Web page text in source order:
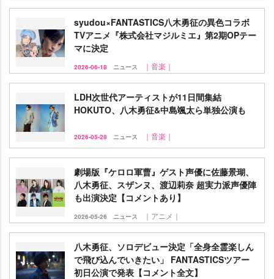
syudou×FANTASTICS八木勇征の異色コラボ
TVアニメ『株式会社マジルミエ』第2期OPテー
マに決定
2026-06-18 ニュース ｜音楽｜
LDH次世代アーティストが11日間集結
HOKUTO、八木勇征&中島颯太ら単独公演も
2026-05-28 ニュース ｜音楽｜
劇場版『ケロロ軍曹』ゲスト声優に佐藤景瑚、
八木勇征、スザンヌ、渡辺莉奈 超実力派声優陣
も出演決定【コメントあり】
2026-05-26 ニュース ｜アニメ｜
八木勇征、ソロデビュー決定「全身全霊楽しん
で飛び込んでいきたい」 FANTASTICSツアー
初日公演で発表【コメント全文】